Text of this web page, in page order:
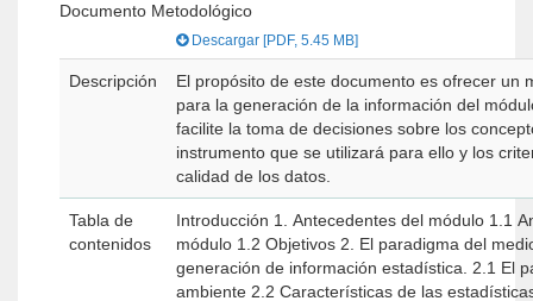
Documento Metodológico
Descargar [PDF, 5.45 MB]
Descripción
El propósito de este documento es ofrecer un
para la generación de la información del módulo, que oriente y
facilite la toma de decisiones sobre los
instrumento que se utilizará para ello y los
calidad de los datos.
Tabla de
contenidos
Introducción 1. Antecedentes del módulo 1.1 Antecedentes del
módulo 1.2 Objetivos 2. El paradigma del medio ambiente y la
generación de información estadística. 2.1 El paradigma del medio
ambiente 2.2 Características de las estadísticas ambientales 2.3